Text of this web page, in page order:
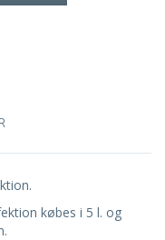
købes i 5 l. og